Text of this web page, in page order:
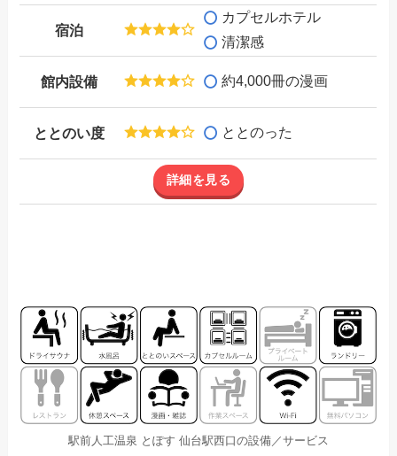
宿泊
カプセルホテル
清潔感
館内設備 約4,000冊の漫画
ととのい度 ととのった
詳細を見る
駅前人工温泉 とぽす 仙台駅西口の設備／サービス